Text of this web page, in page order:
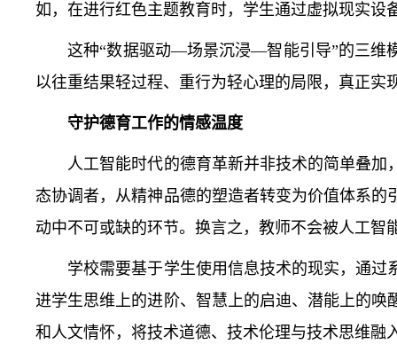
如，在进行红色主题教育时，学生通过虚拟现实设
这种“数据驱动—场景沉浸—智能引导”的三维模
以往重结果轻过程、重行为轻心理的局限，真正
守护德育工作的情感温度
人工智能时代的德育革新并非技术的简单叠加
态协调者，从精神品德的塑造者转变为价值体系
动中不可或缺的环节。换言之，教师不会被人工智
学校需要基于学生使用信息技术的现实，通过
进学生思维上的进阶、智慧上的启迪、潜能上的
和人文情怀，将技术道德、技术伦理与技术思维